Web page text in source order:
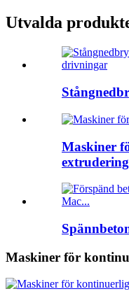
Utvalda
Maskiner
extrudering
Maskiner för